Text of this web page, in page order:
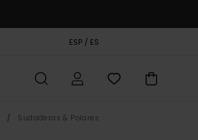
ESP / ES
Sudaderas & Polares